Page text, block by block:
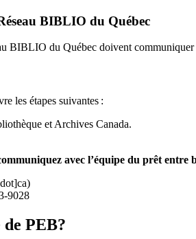
BIBLIO du Québec
BIBLIO du Québec doivent
les étapes suivantes :
et Archives Canada.
avec l’équipe du prêt entre
)
9028
PEB?